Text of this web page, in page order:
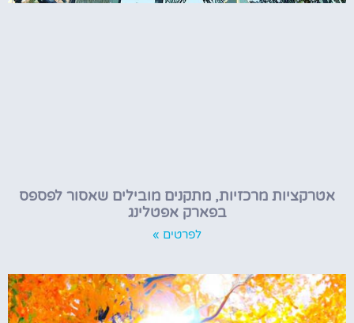
אטרקציות מרכזיות, מתקנים מובילים שאסור לפספס
בפארק אפטלינג
לפרטים »